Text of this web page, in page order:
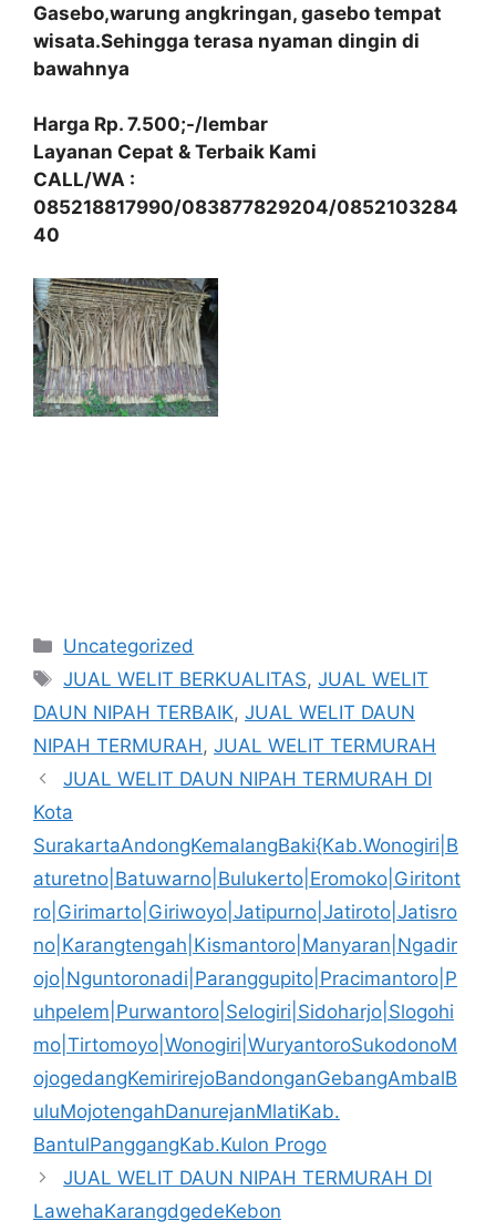
Gasebo,warung angkringan, gasebo tempat
wisata.Sehingga terasa nyaman dingin di
bawahnya
Harga Rp. 7.500;-/lembar
Layanan Cepat & Terbaik Kami
CALL/WA :
085218817990/083877829204/0852103284
40
Kategori
Uncategorized
Tag
JUAL WELIT BERKUALITAS,JUAL WELIT
DAUN NIPAH TERBAIK, JUAL WELIT DAUN
NIPAH TERMURAH, JUAL WELIT TERMURAH
JUAL WELIT DAUN NIPAH TERMURAH DI
Kota
SurakartaAndongKemalangBaki{Kab.Wonogiri|B
aturetno|Batuwarno|Bulukerto|Eromoko|Giritont
ro|Girimarto|Giriwoyo|Jatipurno|Jatiroto|Jatisro
no|Karangtengah|Kismantoro|Manyaran|Ngadir
ojo|Nguntoronadi|Paranggupito|Pracimantoro|P
uhpelem|Purwantoro|Selogiri|Sidoharjo|Slogohi
mo|Tirtomoyo|Wonogiri|WuryantoroSukodonoM
ojogedangKemirirejoBandonganGebangAmbalB
uluMojotengahDanurejanMlatiKab.
BantulPanggangKab.Kulon Progo
JUAL WELIT DAUN NIPAH TERMURAH DI
LawehaKarangdgedeKebon